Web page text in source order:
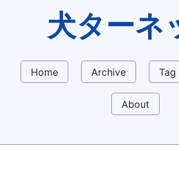
犬ターネ
Home Archive Tag
About